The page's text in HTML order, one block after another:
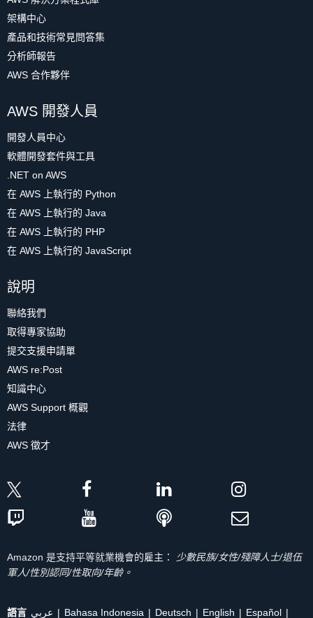
架構中心
產品和技術常見問答集
分析師報告
AWS 合作夥伴
AWS 開發人員
開發人員中心
軟體開發套件與工具
.NET on AWS
在 AWS 上執行的 Python
在 AWS 上執行的 Java
在 AWS 上執行的 PHP
在 AWS 上執行的 JavaScript
說明
聯絡我們
取得專家協助
提交支援申請單
AWS re:Post
知識中心
AWS Support 概觀
法律
AWS 徵才
Amazon 是支持平等就業機會的雇主：
少數民族/女性/殘障人士/退伍
軍人/性別認同/性取向/年齡。
語言 عربي Bahasa Indonesia Deutsch English Español